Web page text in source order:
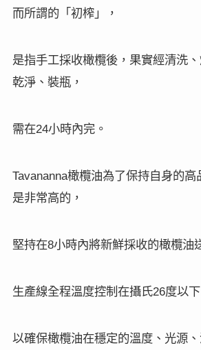
而所謂的「初榨」，
是指手工採收橄欖後，果實經清洗
乾淨、裝瓶，
需在24小時內完。
Tavananna橄欖油為了保持自身的
是非常高的，
堅持在8小時內將新鮮採收的橄欖油
生產線全程溫度控制在攝氏26度以下
以確保橄欖油在穩定的溫度、光源